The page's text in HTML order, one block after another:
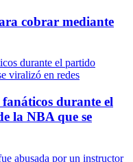
cobrar mediante
durante el
la NBA que se